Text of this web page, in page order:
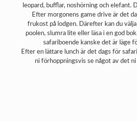
leopard, bufflar, noshörning och elefant.
Efter morgonens game drive är det
frukost på lodgen. Därefter kan du
poolen, slumra lite eller läsa i en god
safariboende kanske det är läge
Efter en lättare lunch är det dags för
ni förhoppningsvis se något av det